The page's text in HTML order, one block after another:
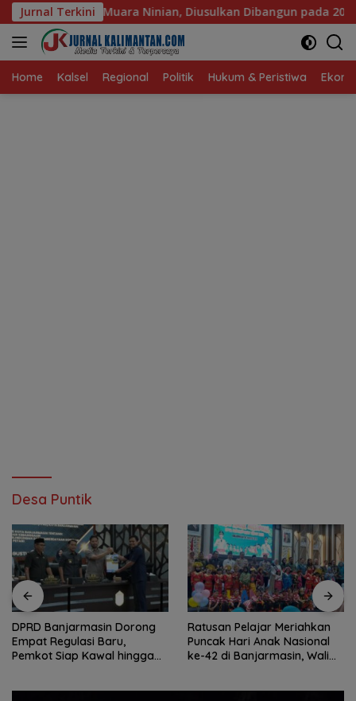
Langsung
ke
konten
Jurnal Terkini
Diusulkan Dibangun pada 2027 DPRD
Home Kalsel Regional Politik Hukum & Peristiwa
Desa Puntik
DPRD Banjarmasin Dorong
Empat Regulasi Baru,
Pemkot Siap Kawal hingga
Ratusan Pelajar Meriahkan
Puncak Hari Anak Nasional
ke-42 di Banjarmasin, Wali